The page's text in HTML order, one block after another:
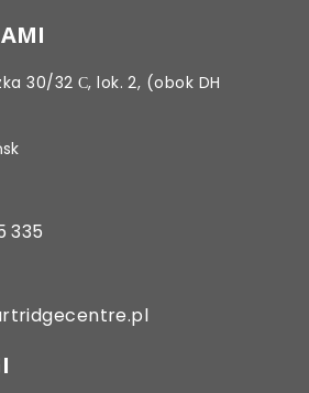
30/32 С, lok. 2, (obok DH
335